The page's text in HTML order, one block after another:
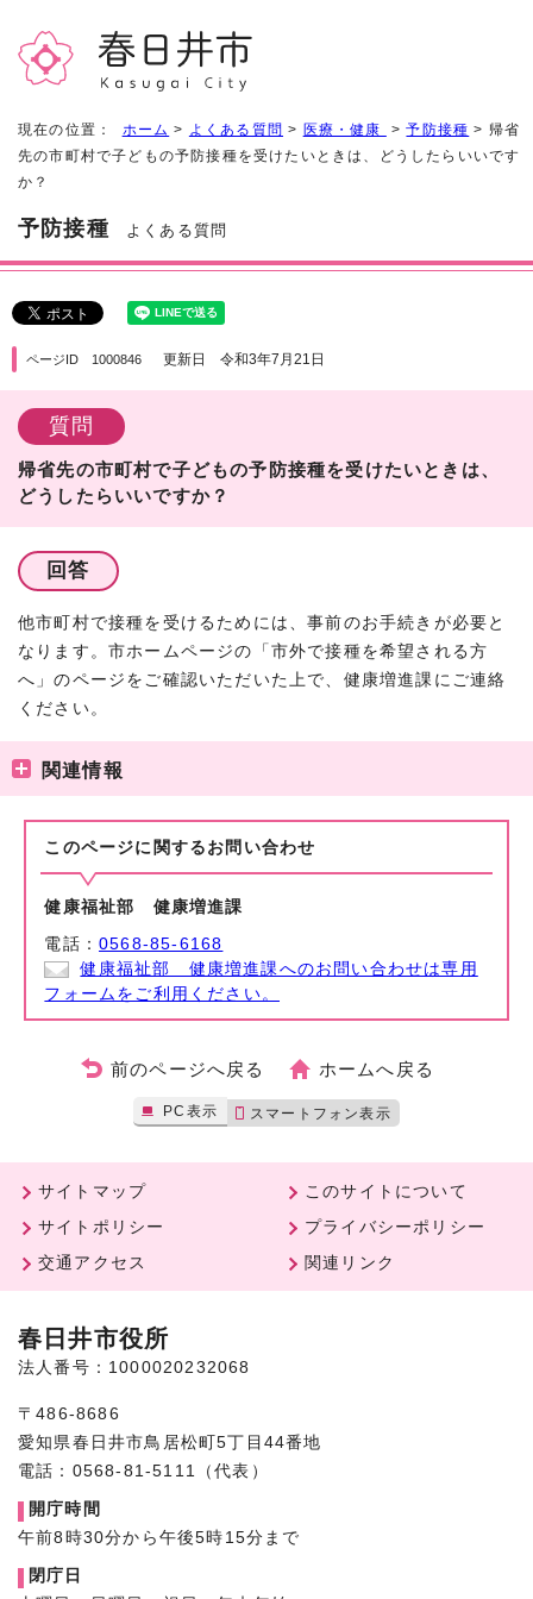
現在の位置： ホーム > よくある質問 > 医療・健康 >予防接種 > 帰省
先の市町村で子どもの予防接種を受けたいときは、どうしたらいいです
か？
予防接種 よくある質問
ページID 1000846 更新日 令和3年7月21日
質問
帰省先の市町村で子どもの予防接種を受けたいときは、
どうしたらいいですか？
回答
他市町村で接種を受けるためには、事前のお手続きが必要と
なります。市ホームページの「市外で接種を希望される方
へ」のページをご確認いただいた上で、健康増進課にご連絡
ください。
関連情報
このページに関する お問い合わせ
健康福祉部 健康増進課
電話：0568-85-6168
健康福祉部 健康増進課へのお問い合わせは専用
フォームをご利用ください。
前のページへ戻る ホームへ戻る
PC表示 スマートフォン表示
サイトマップ
このサイトについて
サイトポリシー
プライバシーポリシー
交通アクセス
関連リンク
春日井市役所
法人番号：1000020232068
〒486-8686
愛知県春日井市鳥居松町5丁目44番地
電話：0568-81-5111（代表）
開庁時間
午前8時30分から午後5時15分まで
閉庁日